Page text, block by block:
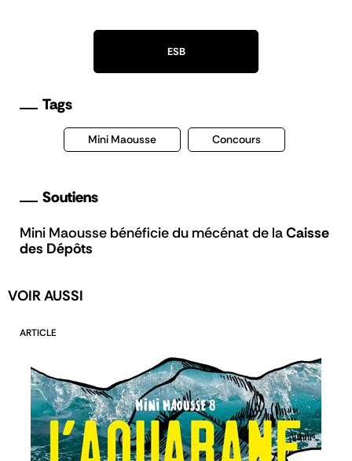
ESB
Tags
Mini Maousse Concours
Soutiens
Mini Maousse bénéficie du mécénat de laCaisse
des Dépôts
VOIR AUSSI
ARTICLE